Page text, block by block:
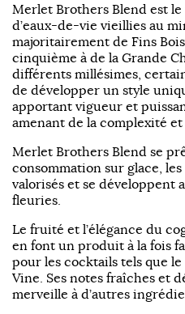
Merlet Brothers Blend est le
d’eaux-de-vie vieillies au
majoritairement de Fins
cinquième à de la Grande
différents millésimes,
de développer un style
apportant vigueur et
amenant de la complexité
Merlet Brothers Blend se
consommation sur glace,
valorisés et se développent
fleuries.
Le fruité et l’élégance du
en font un produit à la fois
pour les cocktails tels que
Vine. Ses notes fraîches et
merveille à d’autres